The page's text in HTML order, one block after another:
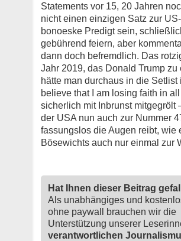
Statements vor 15, 20 Jahren
nicht einen einzigen Satz zur
bonoeske Predigt sein,
gebührend feiern, aber
dann doch befremdlich. Das
Jahr 2019, das Donald Trump
hätte man durchaus in die
believe that I am losing faith in
sicherlich mit Inbrunst mitgegrölt
der USA nun auch zur Nummer
fassungslos die Augen reibt,
Bösewichts auch nur einmal zur
Hat Ihnen dieser Beitrag
Als unabhängiges und
ohne paywall brauchen wir die
Unterstützung unserer
verantwortlichen